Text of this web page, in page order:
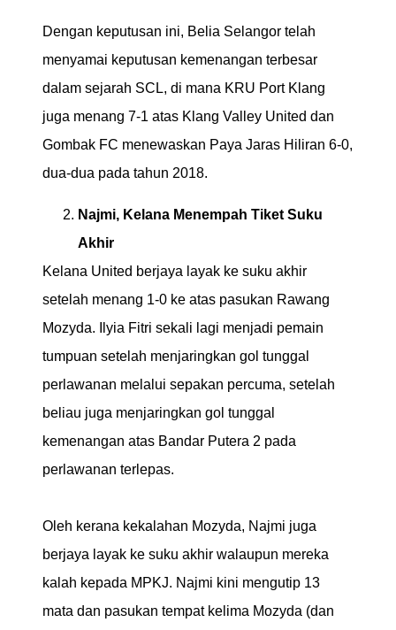
Dengan keputusan ini, Belia Selangor telah
menyamai keputusan kemenangan terbesar
dalam sejarah SCL, di mana KRU Port Klang
juga menang 7-1 atas Klang Valley United dan
Gombak FC menewaskan Paya Jaras Hiliran 6-0,
dua-dua pada tahun 2018.
Najmi, Kelana Menempah Tiket Suku
Akhir
Kelana United berjaya layak ke suku akhir
setelah menang 1-0 ke atas pasukan Rawang
Mozyda. Ilyia Fitri sekali lagi menjadi pemain
tumpuan setelah menjaringkan gol tunggal
perlawanan melalui sepakan percuma, setelah
beliau juga menjaringkan gol tunggal
kemenangan atas Bandar Putera 2 pada
perlawanan terlepas.
Oleh kerana kekalahan Mozyda, Najmi juga
berjaya layak ke suku akhir walaupun mereka
kalah kepada MPKJ. Najmi kini mengutip 13
mata dan pasukan tempat kelima Mozyda (dan